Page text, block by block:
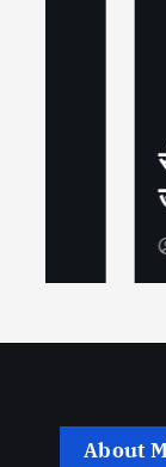
सेक्स
IDS
About